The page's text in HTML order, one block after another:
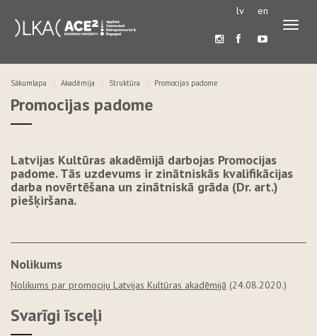
lv en
Sākumlapa Akadēmija Struktūra Promocijas padome
Promocijas padome
Latvijas Kultūras akadēmijā darbojas Promocijas
padome. Tās uzdevums ir zinātniskās kvalifikācijas
darba novērtēšana un zinātniskā grāda (Dr. art.)
piešķiršana.
Nolikums
Nolikums par promociju Latvijas Kultūras akadēmijā (24.08.2020.)
Svarīgi īsceļi